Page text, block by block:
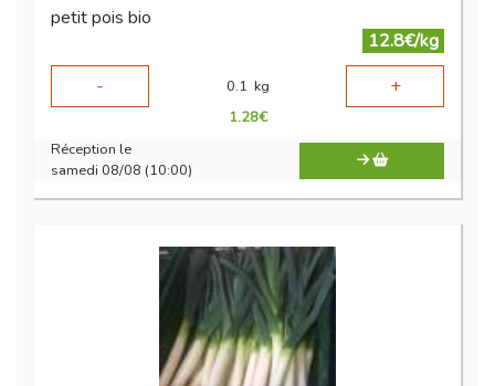
petit pois bio
12.8€/kg
-
0.1 kg +
1.28€
Réception le
samedi 08/08 (10:00)